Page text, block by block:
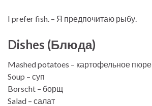
I prefer fish. – Я предпочитаю рыбу.
Dishes (Блюда)
Mashed potatoes – картофельное пюре
Soup – суп
Borscht – борщ
Salad – салат